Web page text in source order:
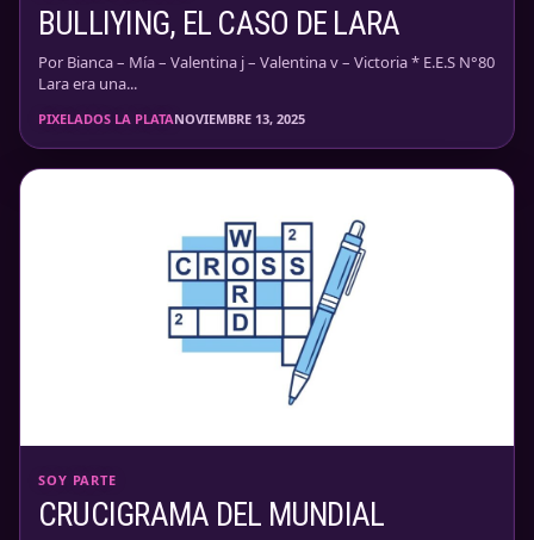
BULLIYING, EL CASO DE LARA
Por Bianca – Mía – Valentina j – Valentina v – Victoria * E.E.S N°80
Lara era una...
PIXELADOS LA PLATANOVIEMBRE 13, 2025
SOY PARTE
CRUCIGRAMA DEL MUNDIAL